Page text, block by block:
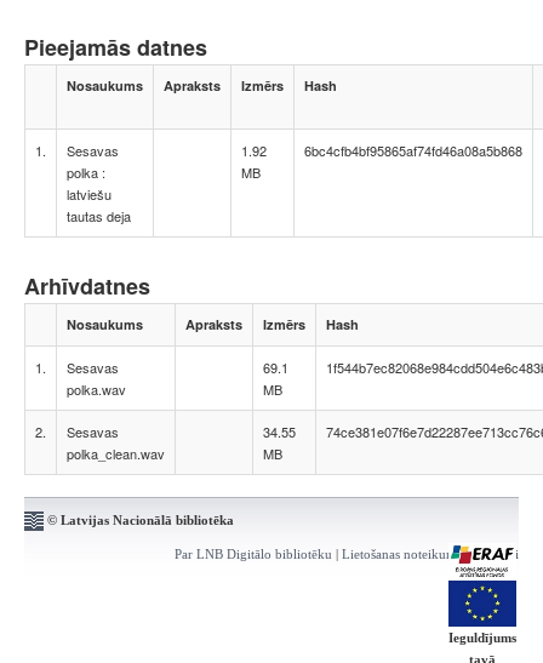
Pieejamās datnes
Nosaukums Apraksts Izmērs Hash
1.
Sesavas
polka :
latviešu
tautas deja
1.92
MB
6bc4cfb4bf95865af74fd46a08a5b868
Arhīvdatnes
Nosaukums Apraksts Izmērs Hash
1.
Sesavas
polka.wav
69.1
MB
2.
Sesavas
polka_clean.wav
34.55
MB
© Latvijas Nacionālā bibliotēka
Par LNB Digitālo bibliotēku | Lietošanas noteikumi | Kontakti
Ieguldījums
tavā